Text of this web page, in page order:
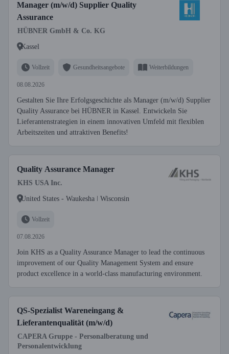
Manager (m/w/d) Supplier Quality
Assurance
HÜBNER GmbH & Co. KG
Kassel
Vollzeit Gesundheitsangebote Weiterbildungen
08.08.2026
Gestalten Sie Ihre Erfolgsgeschichte als Manager (m/w/d) Supplier
Quality Assurance bei HÜBNER in Kassel. Entwickeln Sie
Lieferantenstrategien in einem innovativen Umfeld mit flexiblen
Arbeitszeiten und attraktiven Benefits!
Quality Assurance Manager
KHS USA Inc.
United States - Waukesha ǀ Wisconsin
Vollzeit
07.08.2026
Join KHS as a Quality Assurance Manager to lead the continuous
improvement of our Quality Management System and ensure
product excellence in a world-class manufacturing environment.
QS-Spezialist Wareneingang &
Lieferantenqualität (m/w/d)
CAPERA Gruppe - Personalberatung und
Personalentwicklung